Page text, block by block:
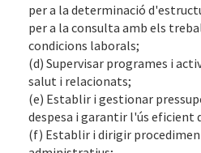
per a la determinació
per a la consulta amb els
condicions laborals;
(d) Supervisar programes i
salut i relacionats;
(e) Establir i gestionar
despesa i garantir l'ús eficient
(f) Establir i dirigir